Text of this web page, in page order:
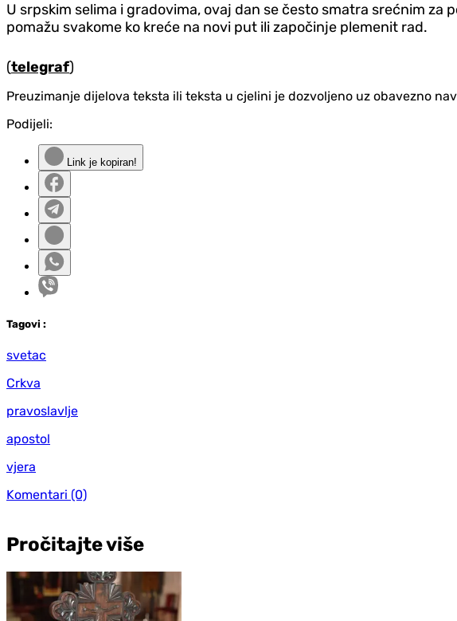
U srpskim selima i gradovima, ovaj dan se često smatra srećnim
pomažu svakome ko kreće na novi put ili započinje plemenit rad.
(telegraf)
Preuzimanje dijelova teksta ili teksta u cjelini je dozvoljeno uz obavezno
Podijeli:
Link je kopiran!
Tagovi :
svetac
Crkva
pravoslavlje
apostol
vjera
Komentari (0)
Pročitajte više